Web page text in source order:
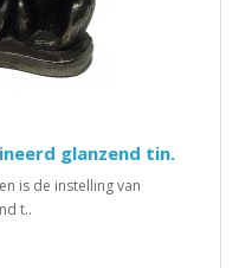
glanzend tin.
is de instelling van
t..